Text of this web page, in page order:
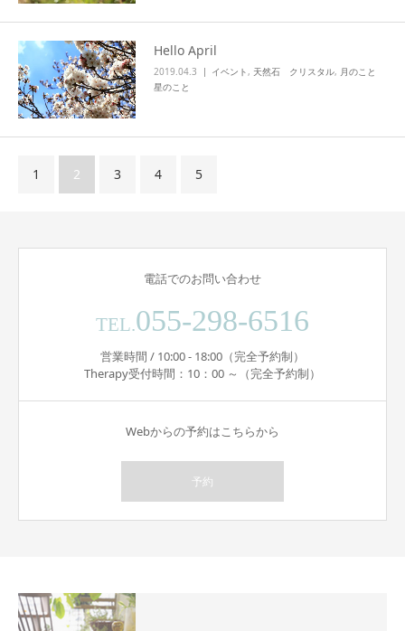
Hello April
2019.04.3 イベント, 天然石 クリスタル, 月のこと
星のこと
1 2 3 4 5
電話でのお問い合わせ
TEL.055-298-6516
営業時間 / 10:00 - 18:00（完全予約制）
Therapy受付時間：10：00 ～（完全予約制）
Webからの予約はこちらから
予約